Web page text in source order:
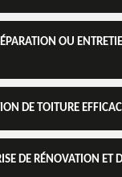
OU
DE TOITURE
DE RÉNOVATION ET